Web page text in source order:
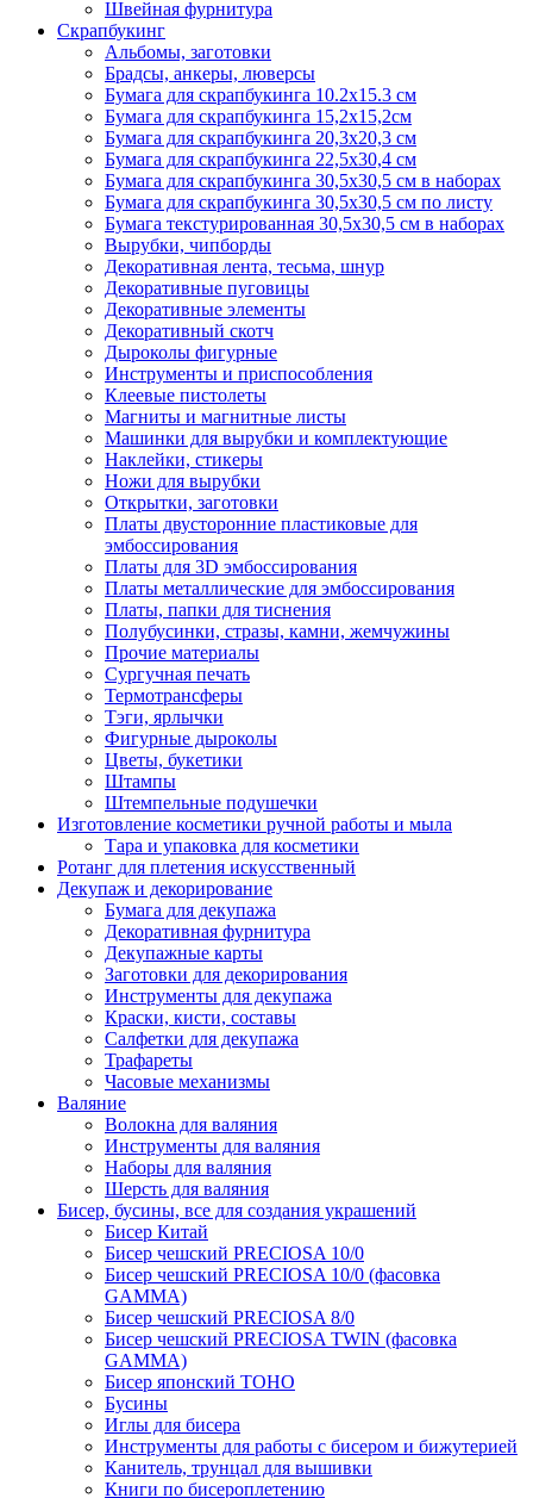
Швейная фурнитура
Скрапбукинг
Альбомы, заготовки
Брадсы, анкеры, люверсы
Бумага для скрапбукинга 10.2х15.3 см
Бумага для скрапбукинга 15,2х15,2см
Бумага для скрапбукинга 20,3х20,3 см
Бумага для скрапбукинга 22,5х30,4 см
Бумага для скрапбукинга 30,5х30,5 см в наборах
Бумага для скрапбукинга 30,5х30,5 см по листу
Бумага текстурированная 30,5х30,5 см в наборах
Вырубки, чипборды
Декоративная лента, тесьма, шнур
Декоративные пуговицы
Декоративные элементы
Декоративный скотч
Дыроколы фигурные
Инструменты и приспособления
Клеевые пистолеты
Магниты и магнитные листы
Машинки для вырубки и комплектующие
Наклейки, стикеры
Ножи для вырубки
Открытки, заготовки
Платы двусторонние пластиковые для
эмбоссирования
Платы для 3D эмбоссирования
Платы металлические для эмбоссирования
Платы, папки для тиснения
Полубусинки, стразы, камни, жемчужины
Прочие материалы
Сургучная печать
Термотрансферы
Тэги, ярлычки
Фигурные дыроколы
Цветы, букетики
Штампы
Штемпельные подушечки
Изготовление косметики ручной работы и мыла
Тара и упаковка для косметики
Ротанг для плетения искусственный
Декупаж и декорирование
Бумага для декупажа
Декоративная фурнитура
Декупажные карты
Заготовки для декорирования
Инструменты для декупажа
Краски, кисти, составы
Салфетки для декупажа
Трафареты
Часовые механизмы
Валяние
Волокна для валяния
Инструменты для валяния
Наборы для валяния
Шерсть для валяния
Бисер, бусины, все для создания украшений
Бисер Китай
Бисер чешский PRECIOSA 10/0
Бисер чешский PRECIOSA 10/0 (фасовка
GAMMA)
Бисер чешский PRECIOSA 8/0
Бисер чешский PRECIOSA TWIN (фасовка
GAMMA)
Бисер японский TOHO
Бусины
Иглы для бисера
Инструменты для работы с бисером и бижутерией
Канитель, трунцал для вышивки
Книги по бисероплетению